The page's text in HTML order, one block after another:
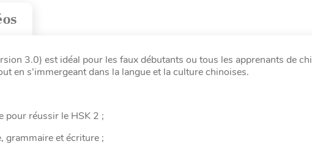
3.0) est idéal pour les faux débutants ou tous les apprenants de
en s’immergeant dans la langue et la culture chinoises.
pour réussir le HSK 2 ;
grammaire et écriture ;